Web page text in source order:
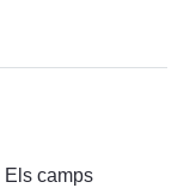
Els camps